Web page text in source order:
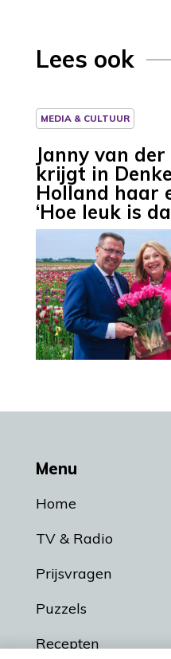
Lees ook
MEDIA & CULTUUR
Janny van
krijgt in
Holland haar
‘Hoe leuk is
Menu
Home
TV & Radio
Prijsvragen
Puzzels
Recepten